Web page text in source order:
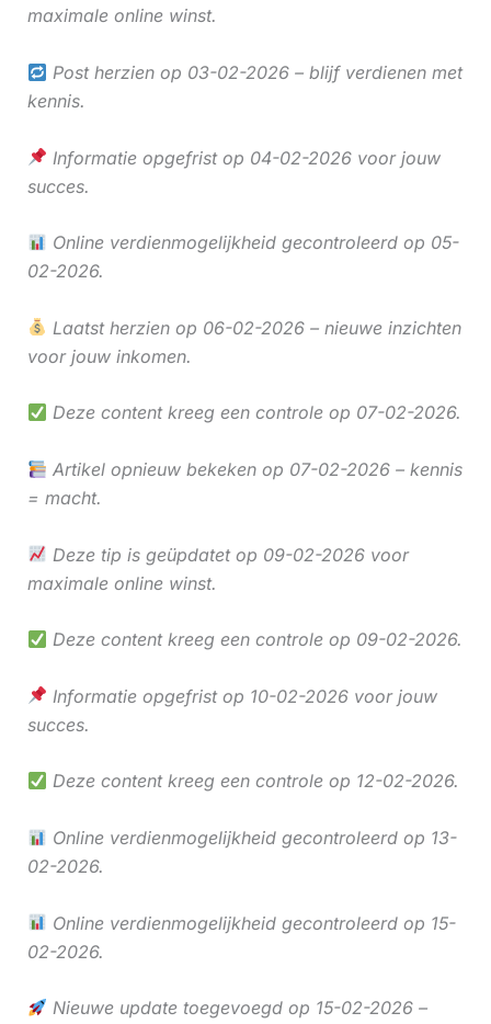
maximale online winst.
Post herzien op 03-02-2026 – blijf verdienen met
kennis.
Informatie opgefrist op 04-02-2026 voor jouw
succes.
Online verdienmogelijkheid gecontroleerd op 05-
02-2026.
Laatst herzien op 06-02-2026 – nieuwe inzichten
voor jouw inkomen.
Deze content kreeg een controle op 07-02-2026.
Artikel opnieuw bekeken op 07-02-2026 – kennis
= macht.
Deze tip is geüpdatet op 09-02-2026 voor
maximale online winst.
Deze content kreeg een controle op 09-02-2026.
Informatie opgefrist op 10-02-2026 voor jouw
succes.
Deze content kreeg een controle op 12-02-2026.
Online verdienmogelijkheid gecontroleerd op 13-
02-2026.
Online verdienmogelijkheid gecontroleerd op 15-
02-2026.
Nieuwe update toegevoegd op 15-02-2026 –